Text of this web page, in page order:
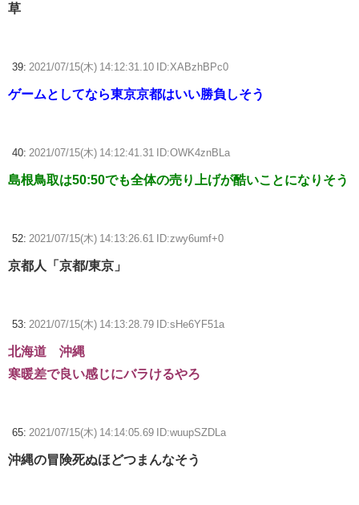
草
39: 2021/07/15(木) 14:12:31.10 ID:XABzhBPc0
ゲームとしてなら東京京都はいい勝負しそう
40: 2021/07/15(木) 14:12:41.31 ID:OWK4znBLa
島根鳥取は50:50でも全体の売り上げが酷いことになりそう
52: 2021/07/15(木) 14:13:26.61 ID:zwy6umf+0
京都人「京都/東京」
53: 2021/07/15(木) 14:13:28.79 ID:sHe6YF51a
北海道 沖縄
寒暖差で良い感じにバラけるやろ
65: 2021/07/15(木) 14:14:05.69 ID:wuupSZDLa
沖縄の冒険死ぬほどつまんなそう